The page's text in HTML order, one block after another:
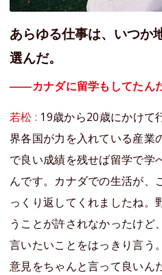
あらゆる仕事は、いつか
選んだ。
――カナダに留学もしてたん
若松 : 19歳から20歳にかけて
界各国が力を入れている産業
で良い成績を残せば留学で学
んです。カナダでの生活が、
っくり返してくれましたね。
うことが許されなかったけど
言いたいことをはっきり言う
意見をちゃんと言って良いん